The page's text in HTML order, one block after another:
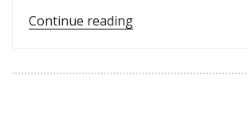
Continue reading“Лептоспіроз”